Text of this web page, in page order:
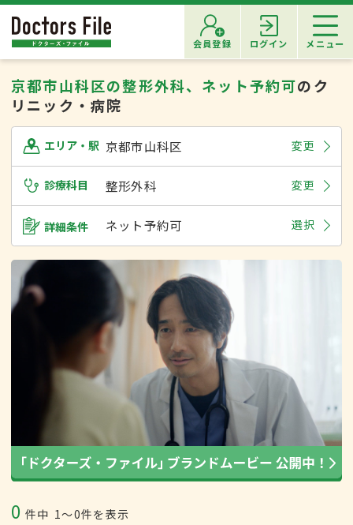
会員登録 ログイン メニュー
京都市山科区の整形外科、ネット予約可のク
リニック・病院
エリア・駅 京都市山科区 変更
診療科目 整形外科 変更
詳細条件 ネット予約可 選択
0 件中 1〜0件を表示